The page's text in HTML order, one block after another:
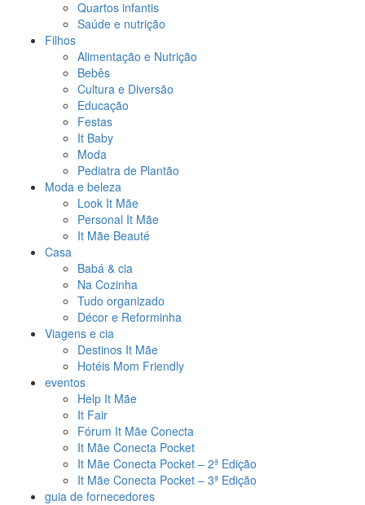
Quartos infantis
Saúde e nutrição
Filhos
Alimentação e Nutrição
Bebês
Cultura e Diversão
Educação
Festas
It Baby
Moda
Pediatra de Plantão
Moda e beleza
Look It Mãe
Personal It Mãe
It Mãe Beauté
Casa
Babá & cia
Na Cozinha
Tudo organizado
Décor e Reforminha
Viagens e cia
Destinos It Mãe
Hotéis Mom Friendly
eventos
Help It Mãe
It Fair
Fórum It Mãe Conecta
It Mãe Conecta Pocket
It Mãe Conecta Pocket – 2ª Edição
It Mãe Conecta Pocket – 3ª Edição
guia de fornecedores